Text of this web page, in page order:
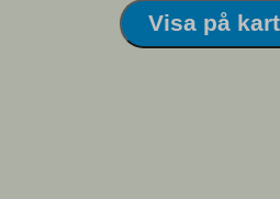
Visa på